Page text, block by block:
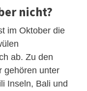
nicht?
im Oktober die
ab. Zu den
gehören unter
Inseln, Bali und